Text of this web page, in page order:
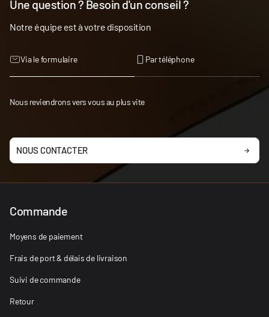
Une question ? Besoin d'un conseil ?
Notre équipe est à votre disposition
Via le formulaire Par téléphone
Nous reviendrons vers vous au plus vite
NOUS CONTACTER
Commande
Moyens de paiement
Frais de port & délais de livraison
Suivi de commande
Retour